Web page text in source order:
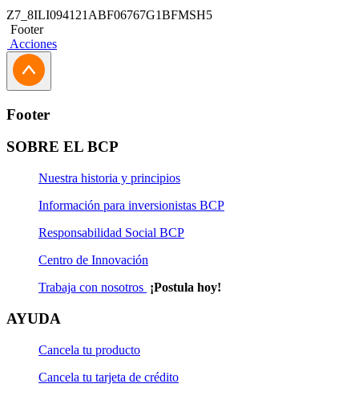
Z7_8ILI094121ABF06767G1BFMSH5
Footer
Acciones
Footer
SOBRE EL BCP
Nuestra historia y principios
Información para inversionistas BCP
Responsabilidad Social BCP
Centro de Innovación
Trabaja con nosotros ¡Postula hoy!
AYUDA
Cancela tu producto
Cancela tu tarjeta de crédito